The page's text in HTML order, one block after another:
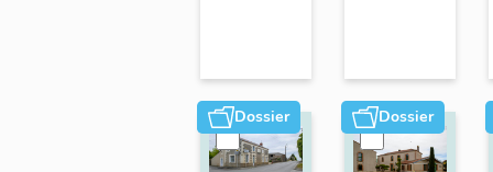
Loire
Dossier Dossier